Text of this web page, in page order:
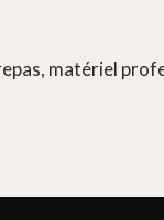
matériel